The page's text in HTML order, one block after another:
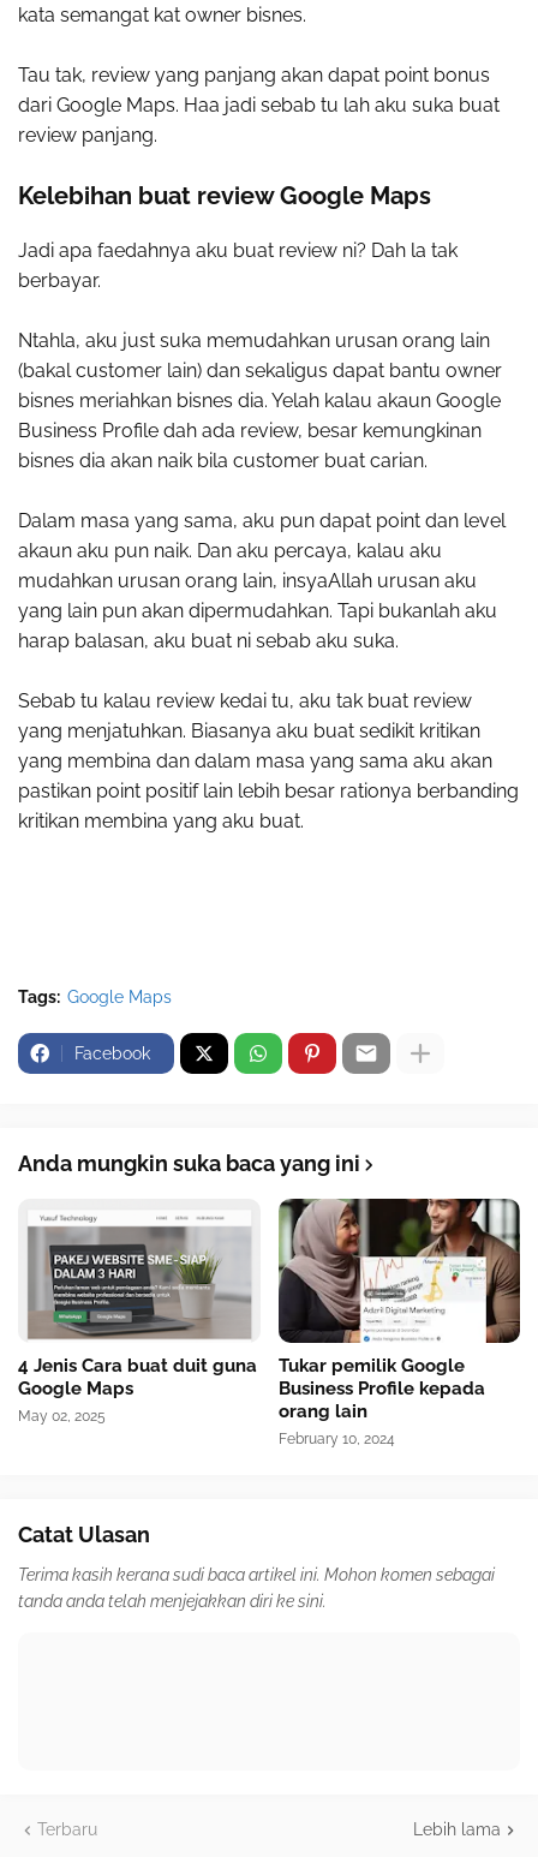
kata semangat kat owner bisnes.
Tau tak, review yang panjang akan dapat point bonus
dari Google Maps. Haa jadi sebab tu lah aku suka buat
review panjang.
Kelebihan buat review Google Maps
Jadi apa faedahnya aku buat review ni? Dah la tak
berbayar.
Ntahla, aku just suka memudahkan urusan orang lain
(bakal customer lain) dan sekaligus dapat bantu owner
bisnes meriahkan bisnes dia. Yelah kalau akaun Google
Business Profile dah ada review, besar kemungkinan
bisnes dia akan naik bila customer buat carian.
Dalam masa yang sama, aku pun dapat point dan level
akaun aku pun naik. Dan aku percaya, kalau aku
mudahkan urusan orang lain, insyaAllah urusan aku
yang lain pun akan dipermudahkan. Tapi bukanlah aku
harap balasan, aku buat ni sebab aku suka.
Sebab tu kalau review kedai tu, aku tak buat review
yang menjatuhkan. Biasanya aku buat sedikit kritikan
yang membina dan dalam masa yang sama aku akan
pastikan point positif lain lebih besar rationya berbanding
kritikan membina yang aku buat.
Tags: Google Maps
Facebook
Anda mungkin suka baca yang ini
4 Jenis Cara buat duit guna
Google Maps
May 02, 2025
Tukar pemilik Google
Business Profile kepada
orang lain
February 10, 2024
Catat Ulasan
Terima kasih kerana sudi baca artikel ini. Mohon komen sebagai
tanda anda telah menjejakkan diri ke sini.
Terbaru Lebih lama